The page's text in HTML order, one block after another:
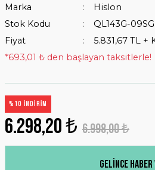
Marka
Hislon
Stok Kodu
QL143G-09SG
Fiyat
5.831,67 TL +
*693,01 ₺ den başlayan taksitlerle!
%10 İNDİRİM
6.298,20 ₺ 6.998,00 ₺
Gelince Haber